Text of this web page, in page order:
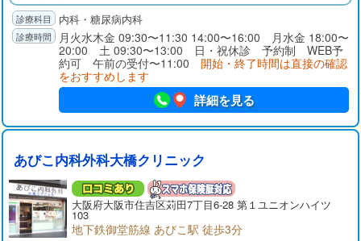
内科・糖尿病内科
月火水木金 09:30〜11:30 14:00〜16:00 月水金 18:00〜
20:00 土 09:30〜13:00 日・祝休診 予約制 WEB予
約可 午前の受付〜11:00 開始・終了時間は直接の確認
をおすすめします
詳細を見る
あびこ内科外科大橋クリニック
大阪府大阪市住吉区苅田7丁目6-28 第１ユニオンハイツ
103
地下鉄御堂筋線 あびこ駅 徒歩3分